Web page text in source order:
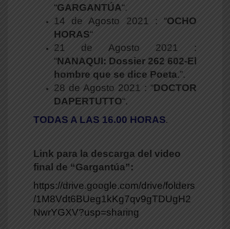
“GARGANTÚA“.
14 de Agosto 2021 : “OCHO
HORAS“
21 de Agosto 2021 :
“NANAQUI: Dossier 262 602-El
hombre que se dice Poeta.”.
28 de Agosto 2021 : “DOCTOR
DAPERTUTTO“.
TODAS A LAS 16.00 HORAS.
Link para la descarga del video
final de “Gargantúa”:
https://drive.google.com/drive/folders
/1M8Vdt6BUeg1kKg7qv9gTDUgH2
NwrYGXV?usp=sharing